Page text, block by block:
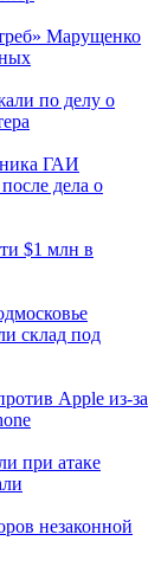
Марущенко
по делу о
ГАИ
дела о
$1 млн в
склад под
Apple из-за
при атаке
незаконной